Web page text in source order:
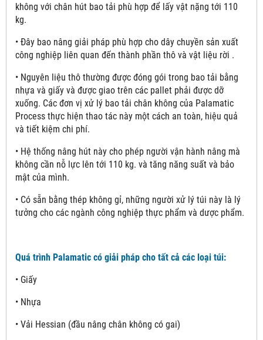
không với chân hút bao tải phù hợp để lấy vật nặng tới 110
kg.
• Đây bao nâng giải pháp phù hợp cho dây chuyền sản xuất
công nghiệp liên quan đến thành phần thô và vật liệu rời .
• Nguyên liệu thô thường được đóng gói trong bao tải bằng
nhựa và giấy và được giao trên các pallet phải được dỡ
xuống. Các đơn vị xử lý bao tải chân không của Palamatic
Process thực hiện thao tác này một cách an toàn, hiệu quả
và tiết kiệm chi phí.
• Hệ thống nâng hút này cho phép người vận hành nâng mà
không cần nỗ lực lên tới 110 kg. và tăng năng suất và bảo
mật của mình.
• Có sẵn bằng thép không gỉ, những người xử lý túi này là lý
tưởng cho các ngành công nghiệp thực phẩm và dược phẩm.
Quá trình Palamatic có giải pháp cho tất cả các loại túi:
• Giấy
• Nhựa
• Vải Hessian (đầu nâng chân không có gai)